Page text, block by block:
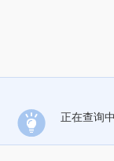
正在查询